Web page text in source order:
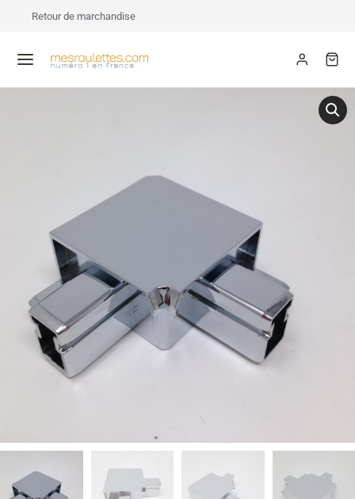
Retour de marchandise